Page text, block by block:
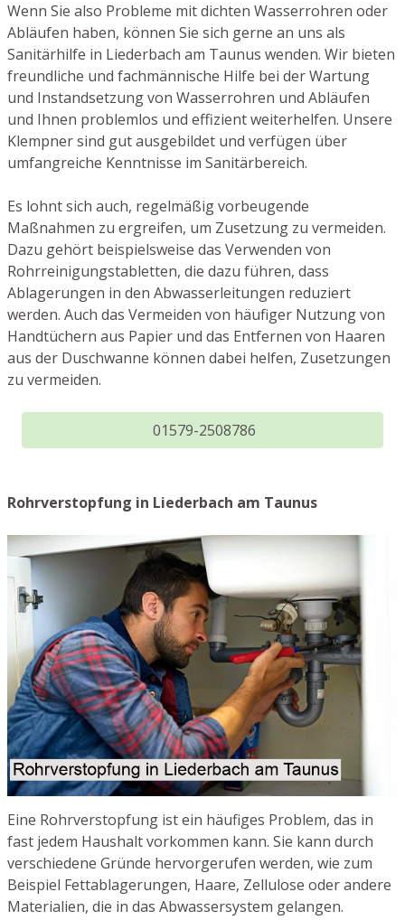
Wenn Sie also Probleme mit dichten Wasserrohren oder
Abläufen haben, können Sie sich gerne an uns als
Sanitärhilfe in Liederbach am Taunus wenden. Wir bieten
freundliche und fachmännische Hilfe bei der Wartung
und Instandsetzung von Wasserrohren und Abläufen
und Ihnen problemlos und effizient weiterhelfen. Unsere
Klempner sind gut ausgebildet und verfügen über
umfangreiche Kenntnisse im Sanitärbereich.
Es lohnt sich auch, regelmäßig vorbeugende
Maßnahmen zu ergreifen, um Zusetzung zu vermeiden.
Dazu gehört beispielsweise das Verwenden von
Rohrreinigungstabletten, die dazu führen, dass
Ablagerungen in den Abwasserleitungen reduziert
werden. Auch das Vermeiden von häufiger Nutzung von
Handtüchern aus Papier und das Entfernen von Haaren
aus der Duschwanne können dabei helfen, Zusetzungen
zu vermeiden.
01579-2508786
Rohrverstopfung in Liederbach am Taunus
Eine Rohrverstopfung ist ein häufiges Problem, das in
fast jedem Haushalt vorkommen kann. Sie kann durch
verschiedene Gründe hervorgerufen werden, wie zum
Beispiel Fettablagerungen, Haare, Zellulose oder andere
Materialien, die in das Abwassersystem gelangen.